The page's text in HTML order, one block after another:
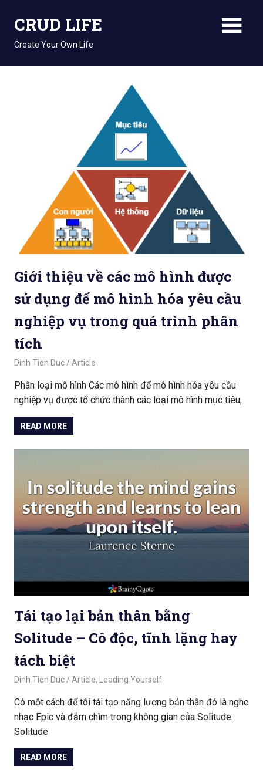
CRUD LIFE
Create Your Own Life
Giới thiệu về các mô hình được
sử dụng để mô hình hóa yêu cầu
nghiệp vụ trong quá trình phân
tích
March 19, 2020
Dinh Tien Duc Article
Phân loại mô hình Các mô hình để mô hình hóa yêu cầu
nghiệp vụ được tổ chức thành các loại mô hình mục tiêu,
READ MORE
Tái tạo lại bản thân bằng
Solitude – Cô độc, tĩnh lặng hay
tách biệt
March 5, 2020
Dinh Tien Duc Article, Leading Yourself
Có một cách để tôi tái tạo năng lượng bản thân đó là nghe
nhạc Epic và đắm chìm trong không gian của Solitude.
Solitude
READ MORE